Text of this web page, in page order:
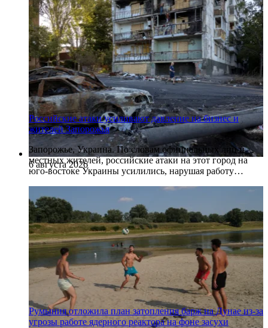
6 августа 2026
Российские атаки усиливают давление на бизнес и
жителей Запорожья
Запорожье, Украина. По словам официальных лиц и
местных жителей, российские атаки на этот город на
юго-востоке Украины усилились, нарушая работу…
Румыния отложила план затопления барж на Дунае из-за
угрозы работе ядерного реактора на фоне засухи